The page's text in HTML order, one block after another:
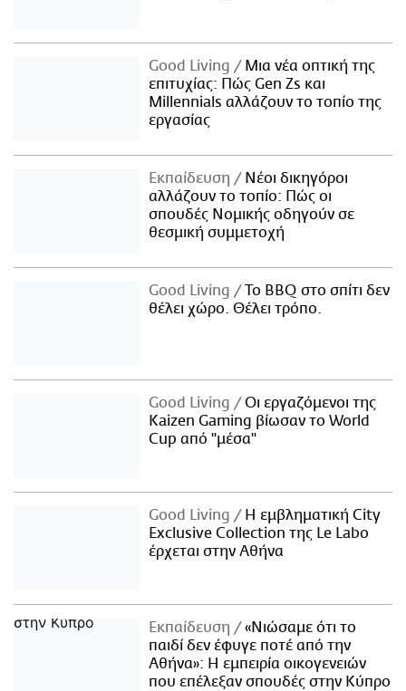
Good Living
Μια νέα οπτική της
επιτυχίας: Πώς Gen Zs και
Millennials αλλάζουν το τοπίο της
εργασίας
Εκπαίδευση
Νέοι δικηγόροι
αλλάζουν το τοπίο: Πώς οι
σπουδές Νομικής οδηγούν σε
θεσμική συμμετοχή
Good Living
Το BBQ στο σπίτι δεν
θέλει χώρο. Θέλει τρόπο.
Good Living
Οι εργαζόμενοι της
Kaizen Gaming βίωσαν το World
Cup από "μέσα"
Good Living
Η εμβληματική City
Exclusive Collection της Le Labo
έρχεται στην Αθήνα
Εκπαίδευση
«Νιώσαμε ότι το
παιδί δεν έφυγε ποτέ από την
Αθήνα»: Η εμπειρία οικογενειών
που επέλεξαν σπουδές στην Κύπρο